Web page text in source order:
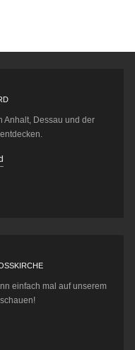
Anhalt, Dessau und der
einfach mal auf unserem